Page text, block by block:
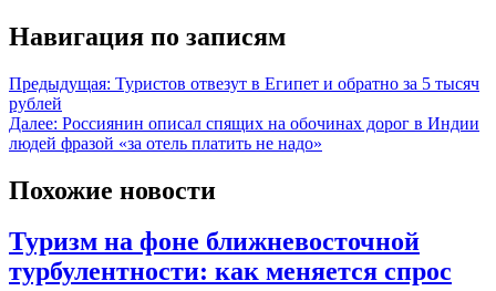
Навигация по записям
Предыдущая: Туристов отвезут в Египет и обратно за 5 тысяч
рублей
Далее: Россиянин описал спящих на обочинах дорог в Индии
людей фразой «за отель платить не надо»
Похожие новости
Туризм на фоне ближневосточной
турбулентности: как меняется спрос